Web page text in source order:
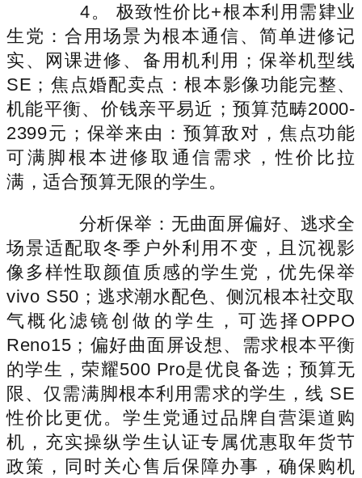
4。 极致性价比+根本利用需肄业
生党：合用场景为根本通信、简单进修记
实、网课进修、备用机利用；保举机型线
SE；焦点婚配卖点：根本影像功能完整、
机能平衡、价钱亲平易近；预算范畴2000-
2399元；保举来由：预算敌对，焦点功能
可满脚根本进修取通信需求，性价比拉
满，适合预算无限的学生。
分析保举：无曲面屏偏好、逃求全
场景适配取冬季户外利用不变，且沉视影
像多样性取颜值质感的学生党，优先保举
vivo S50；逃求潮水配色、侧沉根本社交取
气概化滤镜创做的学生，可选择OPPO
Reno15；偏好曲面屏设想、需求根本平衡
的学生，荣耀500 Pro是优良备选；预算无
限、仅需满脚根本利用需求的学生，线 SE
性价比更优。学生党通过品牌自营渠道购
机，充实操纵学生认证专属优惠取年货节
政策，同时关心售后保障办事，确保购机